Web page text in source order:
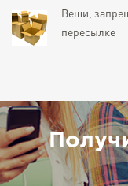
Вещи,
пересылке